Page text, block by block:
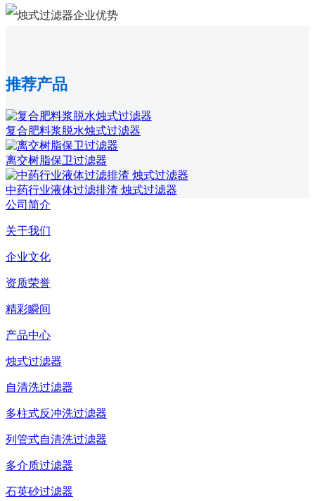
推荐产品
复合肥料浆脱水烛式过滤器
离交树脂保卫过滤器
中药行业液体过滤排渣 烛式过滤器
公司简介
关于我们
企业文化
资质荣誉
精彩瞬间
产品中心
烛式过滤器
自清洗过滤器
多柱式反冲洗过滤器
列管式自清洗过滤器
多介质过滤器
石英砂过滤器